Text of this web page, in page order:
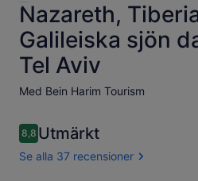
Nazareth,
Galileiska sjön
Tel Aviv
Med Bein Harim Tourism
Recensioner
8,88,8 av 10,
Utmärkt
Se alla 37 recensioner